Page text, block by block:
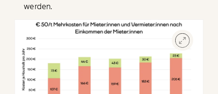
werden.